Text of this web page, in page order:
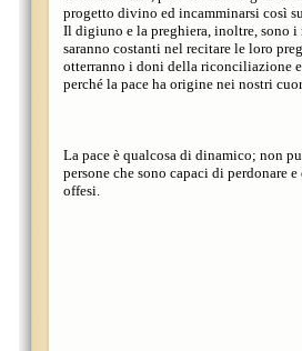
progetto divino ed incamminarsi così
Il digiuno e la preghiera, inoltre, sono
saranno costanti nel recitare le loro
otterranno i doni della riconciliazione
perché la pace ha origine nei nostri
La pace è qualcosa di dinamico; non
persone che sono capaci di perdonare
offesi.